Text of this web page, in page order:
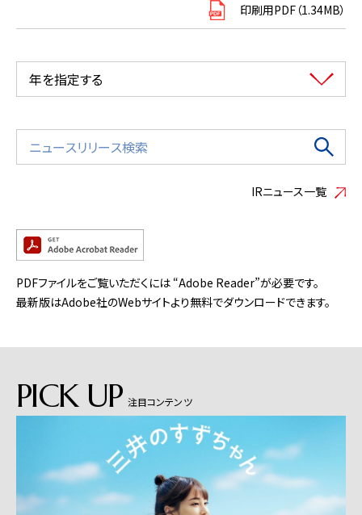
印刷用PDF（1.34MB）
年を指定する
IRニュース一覧
PDFファイルをご覧いただくには “Adobe Reader”が必要です。
最新版はAdobe社のWebサイトより無料でダウンロードできます。
PICK UP 注目コンテンツ